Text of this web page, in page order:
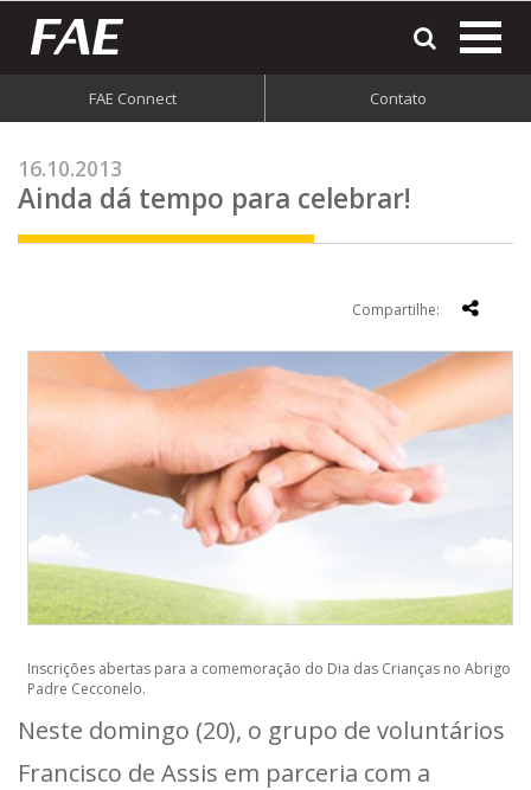
FAE Connect Contato
16.10.2013
Ainda dá tempo para celebrar!
Compartilhe:
Inscrições abertas para a comemoração do Dia das Crianças no Abrigo
Padre Cecconelo.
Neste domingo (20), o grupo de voluntários
Francisco de Assis em parceria com a